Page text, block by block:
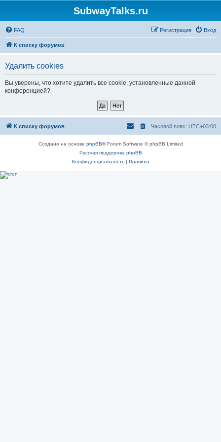
SubwayTalks.ru
FAQ Вход
Регистрация
К списку форумов
Удалить cookies
Вы уверены, что хотите удалить все cookie, установленные данной
конференцией?
К списку форумов Часовой пояс: UTC+03:00
Создано на основе phpBB® Forum Software © phpBB Limited
Русская поддержка phpBB
Конфиденциальность| Правила